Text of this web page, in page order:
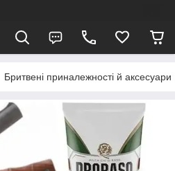
Бритвені приналежності й аксесуари